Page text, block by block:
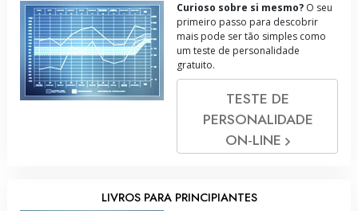
Curioso sobre si mesmo? O seu
primeiro passo para descobrir
mais pode ser tão simples como
um teste de personalidade
gratuito.
TESTE DE
PERSONALIDADE
ON‑LINE
LIVROS PARA PRINCIPIANTES